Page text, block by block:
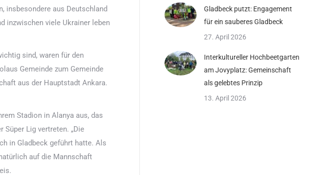
insbesondere aus Deutschland
inzwischen viele Ukrainer leben
sind, waren für den
Gemeinde zum Gemeinde
aus der Hauptstadt Ankara.
Stadion in Alanya aus, das
Süper Lig vertreten. „Die
in Gladbeck geführt hatte. Als
auf die Mannschaft
Gladbeck putzt: Engagement
für ein sauberes Gladbeck
27. April 2026
Interkultureller Hochbeetgarten
am Jovyplatz: Gemeinschaft
als gelebtes Prinzip
13. April 2026